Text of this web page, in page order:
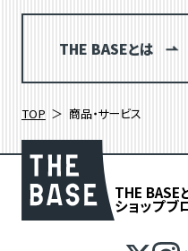
THE BASEとは
TOP 商品・サービス
THE BASE
ショップブ